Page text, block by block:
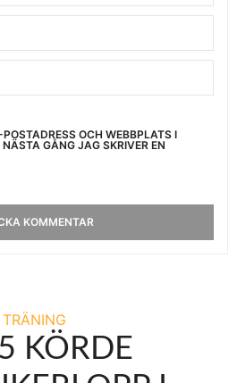
OCH WEBBPLATS I
GÅNG JAG SKRIVER EN
TRÄNING
KÖRDE